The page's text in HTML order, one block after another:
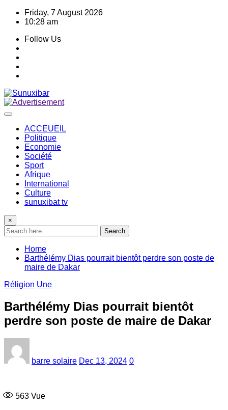
Skip
Friday, 7 August 2026
10:28 am
Follow Us
ACCEUEIL
Politique
Economie
Société
Sport
Afrique
International
Culture
sunuxibat tv
×
Search
Home
Barthélémy Dias pourrait bientôt perdre son poste de
maire de Dakar
Réligion Une
Barthélémy Dias pourrait bientôt
perdre son poste de maire de Dakar
barre solaire Dec 13, 2024 0
563 Vue